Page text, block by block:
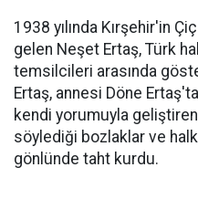
1938 yılında Kırşehir'in
gelen Neşet Ertaş, Türk
temsilcileri arasında
Ertaş, annesi Döne
kendi yorumuyla
söylediği bozlaklar ve
gönlünde taht kurdu.